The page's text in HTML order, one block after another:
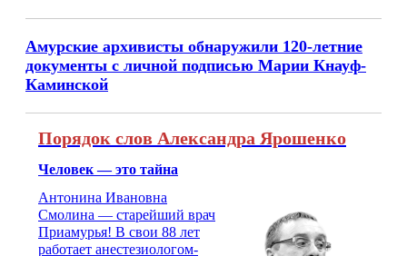
Амурские архивисты обнаружили 120-летние
документы с личной подписью Марии Кнауф-
Каминской
Порядок слов Александра Ярошенко
Человек — это тайна
Антонина Ивановна
Смолина — старейший врач
Приамурья! В свои 88 лет
работает анестезиологом-